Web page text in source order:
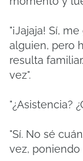
"¡Jajaja! Sí,
alguien, pero
resulta
vez".
"¿Asistencia?
"Sí. No sé
vez, poniendo